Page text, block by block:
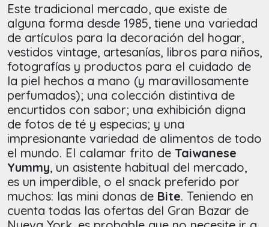
Este tradicional mercado, que existe de
alguna forma desde 1985, tiene una variedad
de artículos para la decoración del hogar,
vestidos vintage, artesanías, libros para niños,
fotografías y productos para el cuidado de
la piel hechos a mano (y maravillosamente
perfumados); una colección distintiva de
encurtidos con sabor; una exhibición digna
de fotos de té y especias; y una
impresionante variedad de alimentos de todo
el mundo. El calamar frito de Taiwanese
Yummy, un asistente habitual del mercado,
es un imperdible, o el snack preferido por
muchos: las mini donas de Bite. Teniendo en
cuenta todas las ofertas del Gran Bazar de